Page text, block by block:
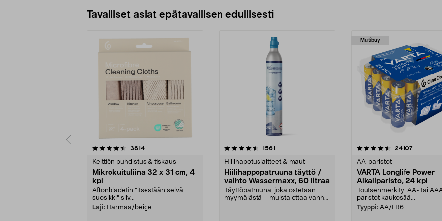
Tavalliset asiat epätavallisen edullisesti
3814arvostelut
Keittiön puhdistus & tiskaus
Mikrokuituliina 32 x 31 cm, 4
kpl
Aftonbladetin "itsestään selvä
suosikki" siiv...
Laji: Harmaa/beige
4.5viidestä
1561
Hiilihapotuslaitteet & maut
Hiilihappopatruuna täyttö /
vaihto Wassermaxx, 60 litraa
Täyttöpatruuna, joka ostetaan
myymälästä – muista ottaa vanha
Multibuy
4.5viidestä
24107arvostelut
AA-paristot
VARTA Longlife Power
Alkaliparisto, 24 kpl
Joutsenmerkityt AA- tai
paristot kaukosää...
Tyyppi: AA/LR6
4.5viidestä